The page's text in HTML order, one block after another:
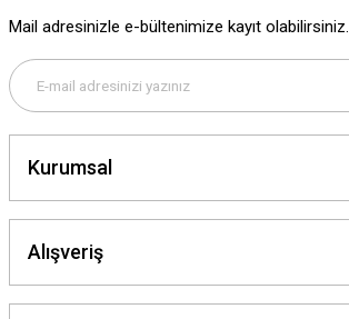
Mail adresinizle e-bültenimize kayıt olabilirsiniz.
Kurumsal
Alışveriş